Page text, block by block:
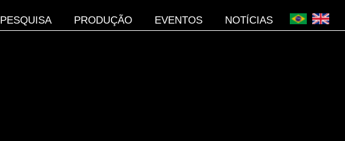
PESQUISA PRODUÇÃO EVENTOS NOTÍCIAS